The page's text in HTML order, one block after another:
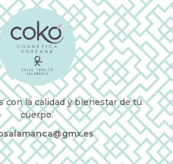
con la calidad y bienestar de tu
cuerpo.